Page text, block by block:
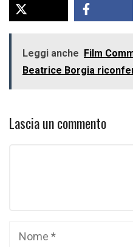
Leggi anche Film
Beatrice Borgia
Lascia un commento